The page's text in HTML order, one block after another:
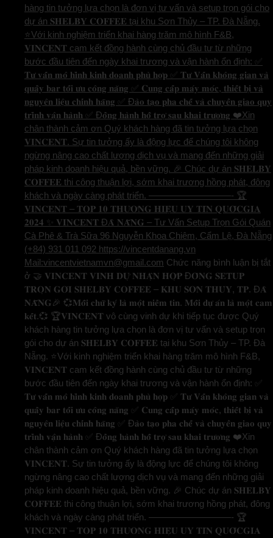
hàng tin tưởng lựa chọn là đơn vị tư vấn và setup trọn gói cho
dự án 𝐒𝐇𝐄𝐋𝐁𝐘 𝐂𝐎𝐅𝐅𝐄𝐄 tại khu Sơn Thủy – TP. Đà Nẵng.
⭐️Với kinh nghiệm triển khai hàng trăm mô hình F&B,
𝐕𝐈𝐍𝐂𝐄𝐍𝐓 cam kết đồng hành cùng chủ đầu tư từ những
bước đầu tiên đến ngày khai trương và vận hành ổn định: ✅
𝐓𝐮̛ 𝐯𝐚̂́𝐧 𝐦𝐨̂ 𝐡𝐢̀𝐧𝐡 𝐤𝐢𝐧𝐡 𝐝𝐨𝐚𝐧𝐡 𝐩𝐡𝐮̀ 𝐡𝐨̛̣𝐩 ✅ 𝐓𝐮̛ 𝐕𝐚̂́𝐧 𝐤𝐡𝐨̂𝐧𝐠 𝐠𝐢𝐚𝐧 𝐯𝐚̀
𝐪𝐮𝐚̂̀𝐲 𝐛𝐚𝐫 𝐭𝐨̂́𝐢 𝐮̛𝐮 𝐜𝐨̂𝐧𝐠 𝐧𝐚̆𝐧𝐠 ✅ 𝐂𝐮𝐧𝐠 𝐜𝐚̂́𝐩 𝐦𝐚́𝐲 𝐦𝐨́𝐜, 𝐭𝐡𝐢𝐞̂́𝐭 𝐛𝐢̣ 𝐯𝐚̀
𝐧𝐠𝐮𝐲𝐞̂𝐧 𝐥𝐢𝐞̣̂𝐮 𝐜𝐡𝐢́𝐧𝐡 𝐡𝐚̃𝐧𝐠 ✅ Đ𝐚̀𝐨 𝐭𝐚̣𝐨 𝐩𝐡𝐚 𝐜𝐡𝐞̂́ 𝐯𝐚̀ 𝐜𝐡𝐮𝐲𝐞̂̉𝐧 𝐠𝐢𝐚𝐨 𝐪𝐮𝐲
𝐭𝐫𝐢̀𝐧𝐡 𝐯𝐚̣̂𝐧 𝐡𝐚̀𝐧𝐡 ✅ Đ𝐨̂̀𝐧𝐠 𝐡𝐚̀𝐧𝐡 𝐡𝐨̂̃ 𝐭𝐫𝐨̛̣ 𝐬𝐚𝐮 𝐤𝐡𝐚𝐢 𝐭𝐫𝐮̛𝐨̛𝐧𝐠 ❤️Xin
chân thành cảm ơn Quý khách hàng đã tin tưởng lựa chọn
𝐕𝐈𝐍𝐂𝐄𝐍𝐓. Sự tin tưởng ấy là động lực để chúng tôi không
ngừng nâng cao chất lượng dịch vụ và mang đến những giải
pháp kinh doanh hiệu quả, bền vững. 🎉 Chúc dự án 𝐒𝐇𝐄𝐋𝐁𝐘
𝐂𝐎𝐅𝐅𝐄𝐄 thi công thuận lợi, sớm khai trương hồng phát, đông
khách và ngày càng phát triển. —————————- 🏆
𝐕𝐈𝐍𝐂𝐄𝐍𝐓 – 𝐓𝐎𝐏 𝟏𝟎 𝐓𝐇𝐔̛𝐎̛𝐍𝐆 𝐇𝐈𝐄̣̂𝐔 𝐔𝐘 𝐓𝐈́𝐍 𝐐𝐔𝐎̂́𝐂𝐆𝐈𝐀
𝟐𝟎𝟐𝟒 ✨ 𝐕𝐈𝐍𝐂𝐄𝐍𝐓 Đ𝐀̀ 𝐍𝐀̆̃𝐍𝐆 – Tư Vấn Setup Trọn Gói Quán
Cà Phê & Trà Sữa 96 Nguyễn Khoa Chiêm, Cẩm Lệ, Đà Nẵng
(+84) 931 011 092 https://vincentdanang.vn
Mail:vincentvietnamvn@gmail.com Chức năng bình luận bị tắt
ở 🤝 𝐕𝐈𝐍𝐂𝐄𝐍𝐓 𝐕𝐈𝐍𝐇 𝐃𝐔̛̣ 𝐍𝐇𝐀̣̂𝐍 𝐇𝐎̛̣𝐏 Đ𝐎̂̀𝐍𝐆 𝐒𝐄𝐓𝐔𝐏
𝐓𝐑𝐎̣𝐍 𝐆𝐎́𝐈 𝐒𝐇𝐄𝐋𝐁𝐘 𝐂𝐎𝐅𝐅𝐄𝐄 – 𝐊𝐇𝐔 𝐒𝐎̛𝐍 𝐓𝐇𝐔̉𝐘, 𝐓𝐏. Đ𝐀̀
𝐍𝐀̆̃𝐍𝐆🎉 💞𝐌𝐨̂̃𝐢 𝐜𝐡𝐮̛̃ 𝐤𝐲́ 𝐥𝐚̀ 𝐦𝐨̣̂𝐭 𝐧𝐢𝐞̂̀𝐦 𝐭𝐢𝐧. 𝐌𝐨̂̃𝐢 𝐝𝐮̛̣ 𝐚́𝐧 𝐥𝐚̀ 𝐦𝐨̣̂𝐭 𝐜𝐚𝐦
𝐤𝐞̂́𝐭.💞 🏆𝐕𝐈𝐍𝐂𝐄𝐍𝐓 vô cùng vinh dự khi tiếp tục được Quý
khách hàng tin tưởng lựa chọn là đơn vị tư vấn và setup trọn
gói cho dự án 𝐒𝐇𝐄𝐋𝐁𝐘 𝐂𝐎𝐅𝐅𝐄𝐄 tại khu Sơn Thủy – TP. Đà
Nẵng. ⭐️Với kinh nghiệm triển khai hàng trăm mô hình F&B,
𝐕𝐈𝐍𝐂𝐄𝐍𝐓 cam kết đồng hành cùng chủ đầu tư từ những
bước đầu tiên đến ngày khai trương và vận hành ổn định: ✅
𝐓𝐮̛ 𝐯𝐚̂́𝐧 𝐦𝐨̂ 𝐡𝐢̀𝐧𝐡 𝐤𝐢𝐧𝐡 𝐝𝐨𝐚𝐧𝐡 𝐩𝐡𝐮̀ 𝐡𝐨̛̣𝐩 ✅ 𝐓𝐮̛ 𝐕𝐚̂́𝐧 𝐤𝐡𝐨̂𝐧𝐠 𝐠𝐢𝐚𝐧 𝐯𝐚̀
𝐪𝐮𝐚̂̀𝐲 𝐛𝐚𝐫 𝐭𝐨̂́𝐢 𝐮̛𝐮 𝐜𝐨̂𝐧𝐠 𝐧𝐚̆𝐧𝐠 ✅ 𝐂𝐮𝐧𝐠 𝐜𝐚̂́𝐩 𝐦𝐚́𝐲 𝐦𝐨́𝐜, 𝐭𝐡𝐢𝐞̂́𝐭 𝐛𝐢̣ 𝐯𝐚̀
𝐧𝐠𝐮𝐲𝐞̂𝐧 𝐥𝐢𝐞̣̂𝐮 𝐜𝐡𝐢́𝐧𝐡 𝐡𝐚̃𝐧𝐠 ✅ Đ𝐚̀𝐨 𝐭𝐚̣𝐨 𝐩𝐡𝐚 𝐜𝐡𝐞̂́ 𝐯𝐚̀ 𝐜𝐡𝐮𝐲𝐞̂̉𝐧 𝐠𝐢𝐚𝐨 𝐪𝐮𝐲
𝐭𝐫𝐢̀𝐧𝐡 𝐯𝐚̣̂𝐧 𝐡𝐚̀𝐧𝐡 ✅ Đ𝐨̂̀𝐧𝐠 𝐡𝐚̀𝐧𝐡 𝐡𝐨̂̃ 𝐭𝐫𝐨̛̣ 𝐬𝐚𝐮 𝐤𝐡𝐚𝐢 𝐭𝐫𝐮̛𝐨̛𝐧𝐠 ❤️Xin
chân thành cảm ơn Quý khách hàng đã tin tưởng lựa chọn
𝐕𝐈𝐍𝐂𝐄𝐍𝐓. Sự tin tưởng ấy là động lực để chúng tôi không
ngừng nâng cao chất lượng dịch vụ và mang đến những giải
pháp kinh doanh hiệu quả, bền vững. 🎉 Chúc dự án 𝐒𝐇𝐄𝐋𝐁𝐘
𝐂𝐎𝐅𝐅𝐄𝐄 thi công thuận lợi, sớm khai trương hồng phát, đông
khách và ngày càng phát triển. —————————- 🏆
𝐕𝐈𝐍𝐂𝐄𝐍𝐓 – 𝐓𝐎𝐏 𝟏𝟎 𝐓𝐇𝐔̛𝐎̛𝐍𝐆 𝐇𝐈𝐄̣̂𝐔 𝐔𝐘 𝐓𝐈́𝐍 𝐐𝐔𝐎̂́𝐂𝐆𝐈𝐀